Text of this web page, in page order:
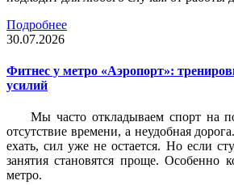
Подробнее
30.07.2026
Фитнес у метро «Аэропорт»:
усилий
Мы часто откладываем спорт на
отсутствие времени, а неудобная
ехать, сил уже не остается. Но если
занятия становятся проще. Особенно
метро.